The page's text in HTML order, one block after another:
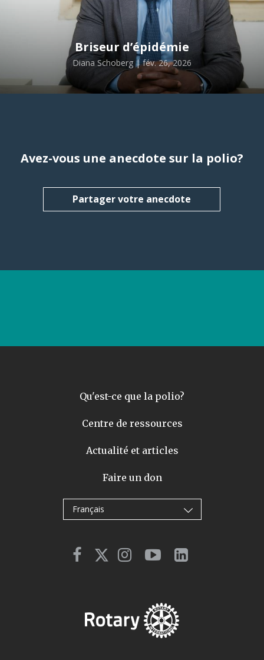
Avez-vous une anecdote sur la polio?
Partager votre anecdote
Briseur d’épidémie
Diana Schoberg | fév. 26, 2026
Qu'est-ce que la polio?
Centre de ressources
Actualité et articles
Faire un don
Français